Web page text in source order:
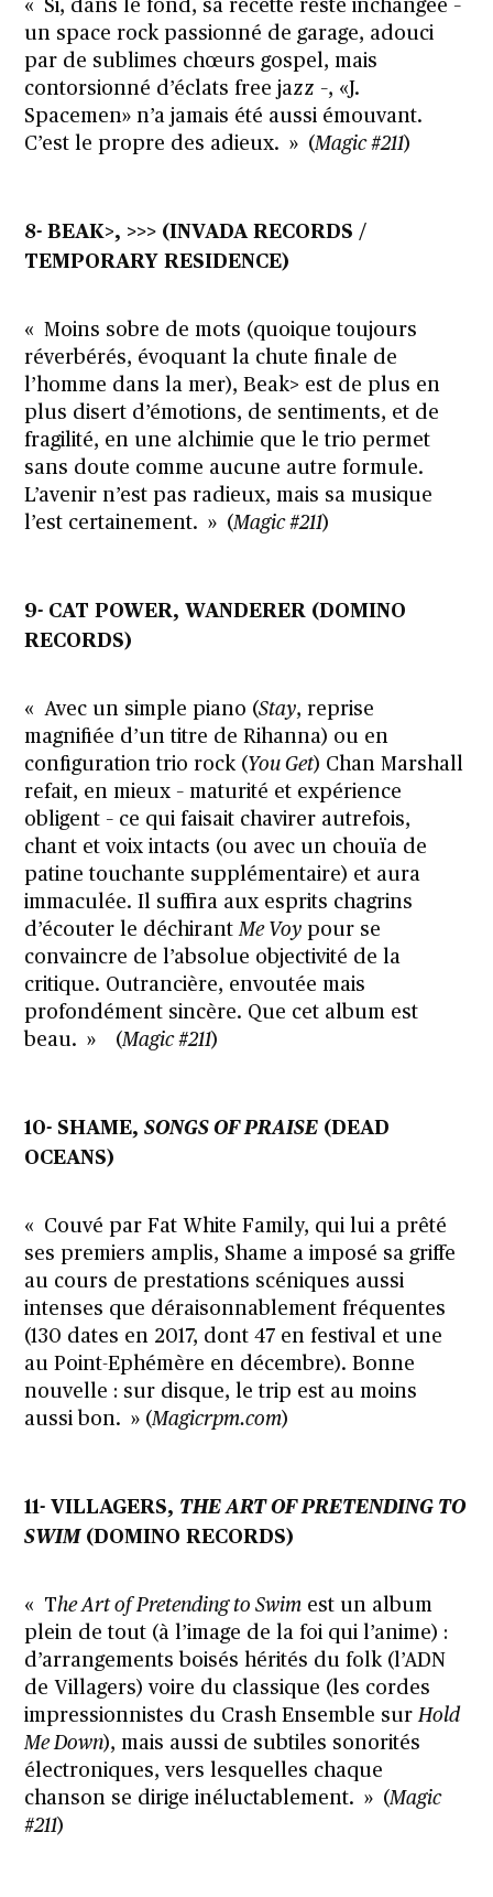
« Si, dans le fond, sa recette reste inchangée –
un space rock passionné de garage, adouci
par de sublimes chœurs gospel, mais
contorsionné d’éclats free jazz –, «J.
Spacemen» n’a jamais été aussi émouvant.
C’est le propre des adieux. » (Magic #211)
8- BEAK>, >>> (INVADA RECORDS /
TEMPORARY RESIDENCE)
« Moins sobre de mots (quoique toujours
réverbérés, évoquant la chute finale de
l’homme dans la mer), Beak> est de plus en
plus disert d’émotions, de sentiments, et de
fragilité, en une alchimie que le trio permet
sans doute comme aucune autre formule.
L’avenir n’est pas radieux, mais sa musique
l’est certainement. » (Magic #211)
9- CAT POWER, WANDERER (DOMINO
RECORDS)
« Avec un simple piano (Stay, reprise
magnifiée d’un titre de Rihanna) ou en
configuration trio rock (You Get) Chan Marshall
refait, en mieux – maturité et expérience
obligent – ce qui faisait chavirer autrefois,
chant et voix intacts (ou avec un chouïa de
patine touchante supplémentaire) et aura
immaculée. Il suffira aux esprits chagrins
d’écouter le déchirantMe Voy pour se
convaincre de l’absolue objectivité de la
critique. Outrancière, envoutée mais
profondément sincère. Que cet album est
beau. » (Magic #211)
10- SHAME,SONGS OF PRAISE (DEAD
OCEANS)
« Couvé par Fat White Family, qui lui a prêté
ses premiers amplis, Shame a imposé sa griffe
au cours de prestations scéniques aussi
intenses que déraisonnablement fréquentes
(130 dates en 2017, dont 47 en festival et une
auPoint-Ephémère en décembre). Bonne
nouvelle : sur disque, le trip est au moins
aussi bon. » (Magicrpm.com)
11- VILLAGERS, THE ART OF PRETENDING TO
SWIM (DOMINO RECORDS)
« The Art of Pretending to Swim est un album
plein de tout (à l’image de la foi qui l’anime) :
d’arrangements boisés hérités du folk (l’ADN
de Villagers) voire du classique (les cordes
impressionnistes du Crash Ensemble surHold
Me Down), mais aussi de subtiles sonorités
électroniques, vers lesquelles chaque
chanson se dirige inéluctablement. » (Magic
#211)